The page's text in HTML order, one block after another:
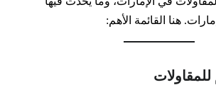
هنا القائمة الأهم: